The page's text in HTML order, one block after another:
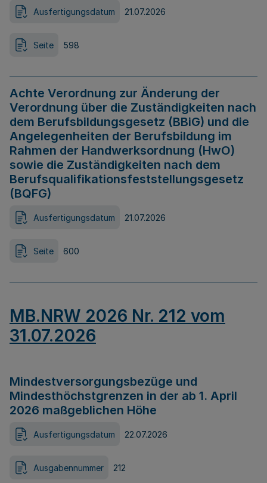
Ausfertigungsdatum 21.07.2026
Seite 598
Achte Verordnung zur Änderung der
Verordnung über die Zuständigkeiten nach
dem Berufsbildungsgesetz (BBiG) und die
Angelegenheiten der Berufsbildung im
Rahmen der Handwerksordnung (HwO)
sowie die Zuständigkeiten nach dem
Berufsqualifikationsfeststellungsgesetz
(BQFG)
Ausfertigungsdatum 21.07.2026
Seite 600
MB.NRW 2026 Nr. 212 vom
31.07.2026
Mindestversorgungsbezüge und
Mindesthöchstgrenzen in der ab 1. April
2026 maßgeblichen Höhe
Ausfertigungsdatum 22.07.2026
Ausgabennummer 212